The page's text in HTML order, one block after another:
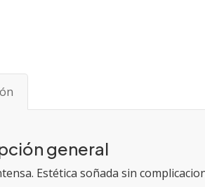
general
Estética soñada sin